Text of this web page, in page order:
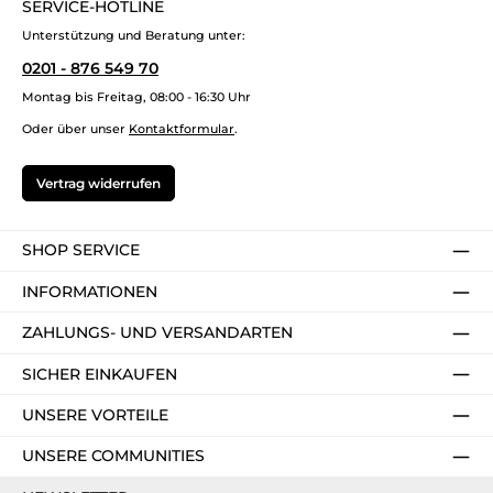
SERVICE-HOTLINE
Unterstützung und Beratung unter:
0201 - 876 549 70
Montag bis Freitag, 08:00 - 16:30 Uhr
Oder über unser Kontaktformular.
Vertrag widerrufen
SHOP SERVICE
INFORMATIONEN
ZAHLUNGS- UND VERSANDARTEN
SICHER EINKAUFEN
UNSERE VORTEILE
UNSERE COMMUNITIES